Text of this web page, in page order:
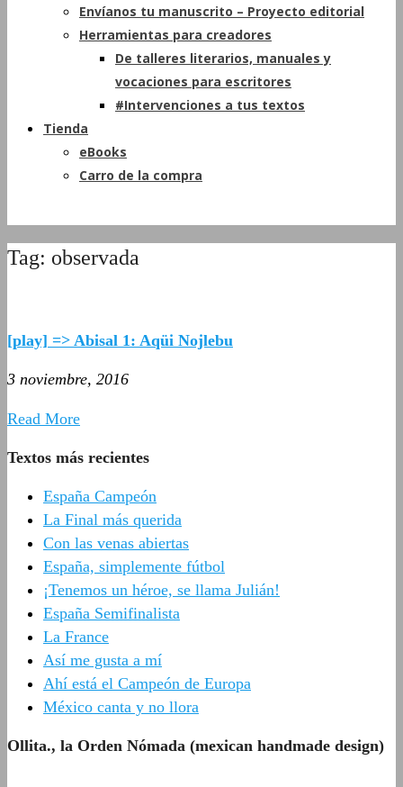
Envíanos tu manuscrito – Proyecto editorial
Herramientas para creadores
De talleres literarios, manuales y
vocaciones para escritores
#Intervenciones a tus textos
Tienda
eBooks
Carro de la compra
Tag: observada
[play] => Abisal 1: Aqüi Nojlebu
3 noviembre, 2016
Read More
Textos más recientes
España Campeón
La Final más querida
Con las venas abiertas
España, simplemente fútbol
¡Tenemos un héroe, se llama Julián!
España Semifinalista
La France
Así me gusta a mí
Ahí está el Campeón de Europa
México canta y no llora
Ollita., la Orden Nómada (mexican handmade design)